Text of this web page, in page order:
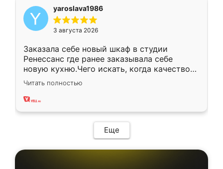
yaroslava1986
3 августа 2026
Заказала себе новый шкаф в студии
Ренессанс где ранее заказывала себе
новую кухню.Чего искать, когда качеством
вполне довольна. Служит кухня уже почти
два года, нареканий нет.
Читать полностью
Еще